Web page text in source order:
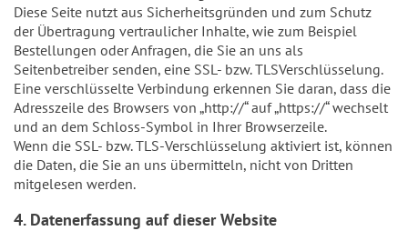
Diese Seite nutzt aus Sicherheitsgründen und zum Schutz
der Übertragung vertraulicher Inhalte, wie zum Beispiel
Bestellungen oder Anfragen, die Sie an uns als
Seitenbetreiber senden, eine SSL- bzw. TLSVerschlüsselung.
Eine verschlüsselte Verbindung erkennen Sie daran, dass die
Adresszeile des Browsers von „http://“ auf „https://“ wechselt
und an dem Schloss-Symbol in Ihrer Browserzeile.
Wenn die SSL- bzw. TLS-Verschlüsselung aktiviert ist, können
die Daten, die Sie an uns übermitteln, nicht von Dritten
mitgelesen werden.
4. Datenerfassung auf dieser Website